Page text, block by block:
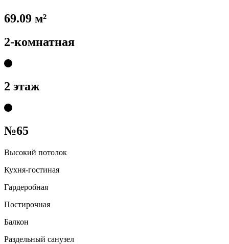
69.09 м²
2-комнатная
2 этаж
№65
Высокий потолок
Кухня-гостиная
Гардеробная
Постирочная
Балкон
Раздельный санузел